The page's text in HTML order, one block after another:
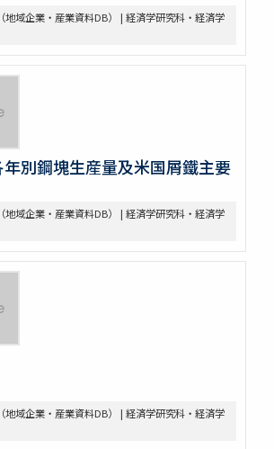
地域企業・産業資料DB） | 経済学研究科・経済学
別鋼塊生産量及米国屑鐵主要
地域企業・産業資料DB） | 経済学研究科・経済学
地域企業・産業資料DB） | 経済学研究科・経済学